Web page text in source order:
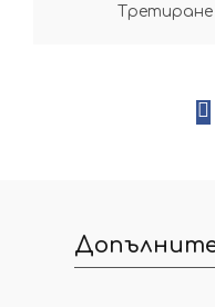
Третиране